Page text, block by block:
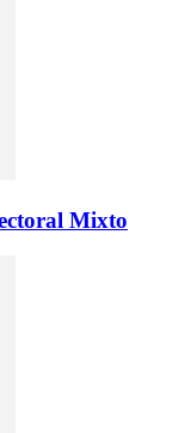
Mixto